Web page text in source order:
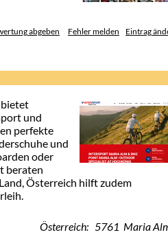
abgeben Fehler melden Eintrag
bietet
und
perfekte
und
oder
beraten
Österreich hilft zudem
Österreich: 5761 Maria